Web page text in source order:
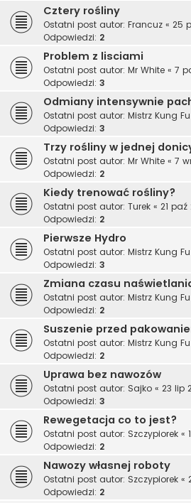
Cztery rośliny
Ostatni post autor: Francuz « 25
Odpowiedzi: 2
Problem z lisciami
Ostatni post autor: Mr White « 7
Odpowiedzi: 3
Odmiany intensywnie
Ostatni post autor: Mistrz Kung Fu
Odpowiedzi: 3
Trzy rośliny w jednej
Ostatni post autor: Mr White « 7
Odpowiedzi: 2
Kiedy trenować rośliny?
Ostatni post autor: Turek « 21 paź
Odpowiedzi: 2
Pierwsze Hydro
Ostatni post autor: Mistrz Kung Fu
Odpowiedzi: 3
Zmiana czasu
Ostatni post autor: Mistrz Kung Fu
Odpowiedzi: 2
Suszenie przed
Ostatni post autor: Mistrz Kung Fu
Odpowiedzi: 2
Uprawa bez nawozów
Ostatni post autor: Sajko « 23 lip
Odpowiedzi: 3
Rewegetacja co to jest?
Ostatni post autor: Szczypiorek «
Odpowiedzi: 2
Nawozy własnej roboty
Ostatni post autor: Szczypiorek «
Odpowiedzi: 2